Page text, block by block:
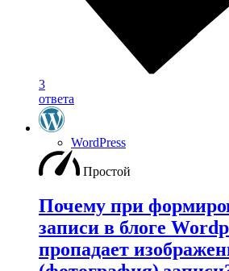
3
ответа
WordPress
Простой
Почему при
записи в блоге
пропадает